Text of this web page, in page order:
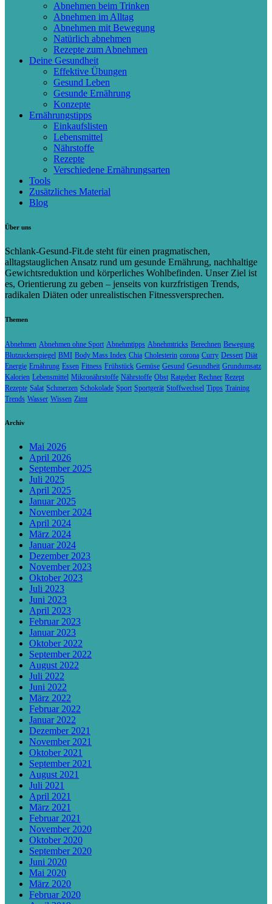
Abnehmen beim Trinken
Abnehmen im Alltag
Abnehmen mit Bewegung
Natürlich abnehmen
Rezepte zum Abnehmen
Deine Gesundheit
Effektive Übungen
Gesund Leben
Gesunde Ernährung
Konzepte
Ernährungstipps
Einkaufslisten
Lebensmittel
Nährstoffe
Rezepte
Verschiedene Ernährungsarten
Tools
Zusätzliches Material
Blog
Über uns
Schlank-Gesund-Fit.de steht für einen pragmatischen,
alltagstauglichen Ansatz rund um gesunde Ernährung, nachhaltige
Gewichtsreduktion und körperliches Wohlbefinden. Unser Ziel ist
es, Orientierung zu geben – jenseits von kurzfristigen Trends,
radikalen Diäten oder unrealistischen Fitnessversprechen.
Themen
Abnehmen Abnehmen ohne Sport Abnehmtipps Abnehmtricks Berechnen Bewegung
Blutzuckerspiegel BMI Body Mass Index Chia Cholesterin corona Curry Dessert Diät
Energie Ernährung Essen Fitness Frühstück Gemüse Gesund Gesundheit Grundumsatz
Kalorien Lebensmittel Mikronährstoffe Nährstoffe Obst Ratgeber Rechner Rezept
Rezepte Salat Schmerzen Schokolade Sport Sportgerät Stoffwechsel Tipps Training
Trends Wasser Wissen Zimt
Archiv
Mai 2026
April 2026
September 2025
Juli 2025
April 2025
Januar 2025
November 2024
April 2024
März 2024
Januar 2024
Dezember 2023
November 2023
Oktober 2023
Juli 2023
Juni 2023
April 2023
Februar 2023
Januar 2023
Oktober 2022
September 2022
August 2022
Juli 2022
Juni 2022
März 2022
Februar 2022
Januar 2022
Dezember 2021
November 2021
Oktober 2021
September 2021
August 2021
Juli 2021
April 2021
März 2021
Februar 2021
November 2020
Oktober 2020
September 2020
Juni 2020
Mai 2020
März 2020
Februar 2020